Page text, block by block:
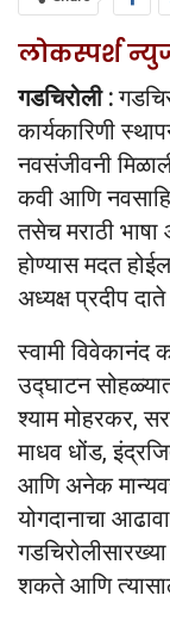
लोकस्पर्श
गडचिरोली :
कार्यकारिणी
नवसंजीवनी
कवी आणि
तसेच मराठी भाषा
होण्यास मदत
अध्यक्ष प्रदीप
स्वामी विवेकानंद
उद्घाटन
श्याम मोहरकर,
माधव धोंड,
आणि अनेक
योगदानाचा
गडचिरोलीसारख्या
शकते आणि